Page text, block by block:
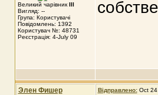
Великий чарівник III
Вигляд: --
Група: Користувачі
Повідомлень: 1392
Користувач №: 48731
Реєстрація: 4-July 09
Элен Фишер Відправлено: Oct